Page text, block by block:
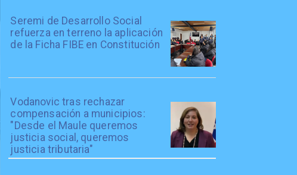
Seremi de Desarrollo Social
refuerza en terreno la aplicación
de la Ficha FIBE en Constitución
Vodanovic tras rechazar
compensación a municipios:
"Desde el Maule queremos
justicia social, queremos
justicia tributaria"